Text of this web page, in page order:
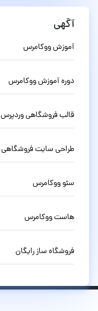
آگهی
آموزش ووکامرس
دوره آموزش ووکامرس
قالب فروشگاهی وردپرس
طراحی سایت فروشگاهی
سئو ووکامرس
هاست ووکامرس
فروشگاه ساز رایگان